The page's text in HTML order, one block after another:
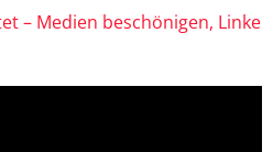
– Medien beschönigen, Linke